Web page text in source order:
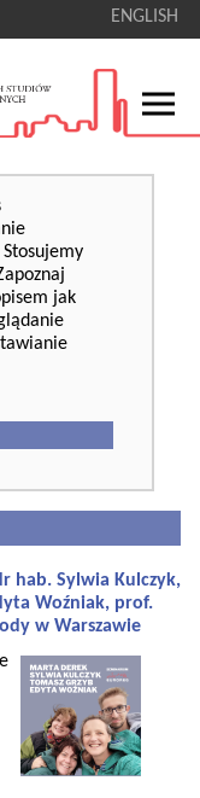
ENGLISH
jak
hab. Sylwia Kulczyk,
Woźniak, prof.
w Warszawie